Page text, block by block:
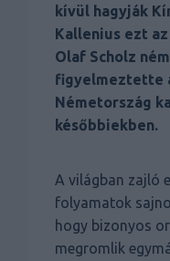
kívül hagyják
Kallenius ezt
Olaf Scholz
figyelmeztette
Németország
későbbiekben.
A világban zajló
folyamatok
hogy bizonyos
megromlik